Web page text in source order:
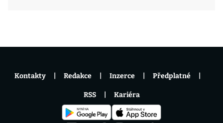
Kontakty Redakce Inzerce Předplatné
RSS Kariéra